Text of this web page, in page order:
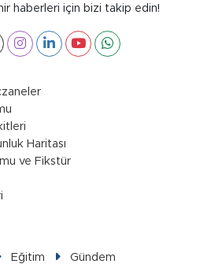
haberleri için bizi takip edin!
Haritası
ve Fikstür
Eğitim
Gündem